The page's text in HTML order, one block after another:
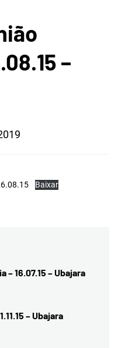
–
Baixar
– 16.07.15 – Ubajara
– Ubajara